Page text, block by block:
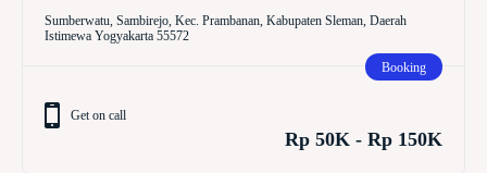
Sumberwatu, Sambirejo, Kec. Prambanan, Kabupaten Sleman, Daerah
Istimewa Yogyakarta 55572
Booking
Get on call
Rp 50K - Rp 150K